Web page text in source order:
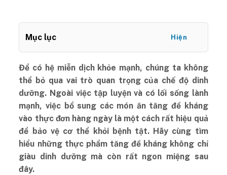
Mục lục Hiện
Để có hệ miễn dịch khỏe mạnh, chúng ta không
thể bỏ qua vai trò quan trọng của chế độ dinh
dưỡng. Ngoài việc tập luyện và có lối sống lành
mạnh, việc bổ sung các món ăn tăng đề kháng
vào thực đơn hàng ngày là một cách rất hiệu quả
để bảo vệ cơ thể khỏi bệnh tật. Hãy cùng tìm
hiểu những thực phẩm tăng đề kháng không chỉ
giàu dinh dưỡng mà còn rất ngon miệng sau
đây.